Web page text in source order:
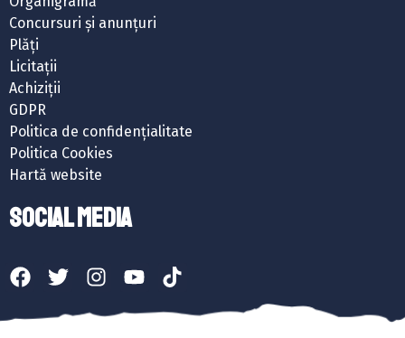
Concursuri și anunțuri
Plăți
Licitații
Achiziții
GDPR
Politica de confidențialitate
Politica Cookies
Hartă website
SOCIAL MEDIA